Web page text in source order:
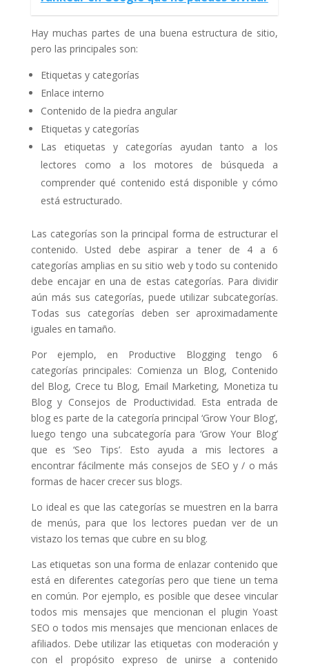
Hay muchas partes de una buena estructura de sitio,
pero las principales son:
Etiquetas y categorías
Enlace interno
Contenido de la piedra angular
Etiquetas y categorías
Las etiquetas y categorías ayudan tanto a los
lectores como a los motores de búsqueda a
comprender qué contenido está disponible y cómo
está estructurado.
Las categorías son la principal forma de estructurar el
contenido. Usted debe aspirar a tener de 4 a 6
categorías amplias en su sitio web y todo su contenido
debe encajar en una de estas categorías. Para dividir
aún más sus categorías, puede utilizar subcategorías.
Todas sus categorías deben ser aproximadamente
iguales en tamaño.
Por ejemplo, en Productive Blogging tengo 6
categorías principales: Comienza un Blog, Contenido
del Blog, Crece tu Blog, Email Marketing, Monetiza tu
Blog y Consejos de Productividad. Esta entrada de
blog es parte de la categoría principal ‘Grow Your Blog’,
luego tengo una subcategoría para ‘Grow Your Blog’
que es ‘Seo Tips’. Esto ayuda a mis lectores a
encontrar fácilmente más consejos de SEO y / o más
formas de hacer crecer sus blogs.
Lo ideal es que las categorías se muestren en la barra
de menús, para que los lectores puedan ver de un
vistazo los temas que cubre en su blog.
Las etiquetas son una forma de enlazar contenido que
está en diferentes categorías pero que tiene un tema
en común. Por ejemplo, es posible que desee vincular
todos mis mensajes que mencionan el plugin Yoast
SEO o todos mis mensajes que mencionan enlaces de
afiliados. Debe utilizar las etiquetas con moderación y
con el propósito expreso de unirse a contenido